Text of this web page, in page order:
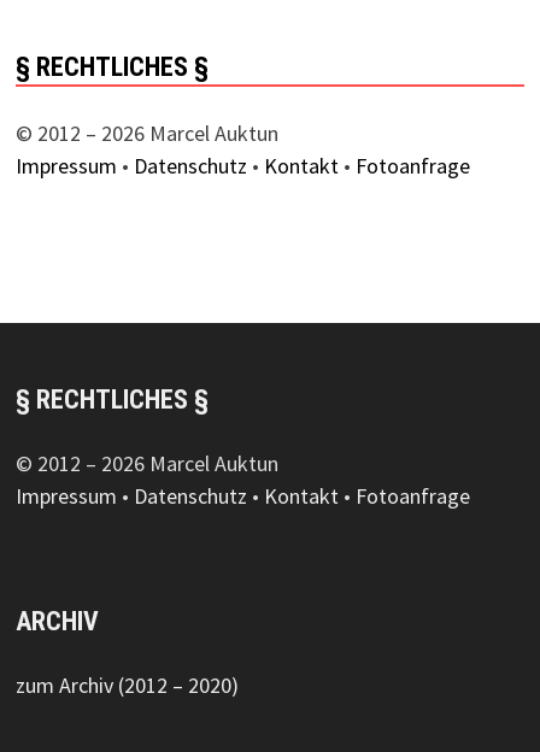
§ RECHTLICHES §
© 2012 – 2026 Marcel Auktun
Impressum • Datenschutz • Kontakt• Fotoanfrage
§ RECHTLICHES §
© 2012 – 2026 Marcel Auktun
Impressum • Datenschutz • Kontakt• Fotoanfrage
ARCHIV
zum Archiv (2012 – 2020)